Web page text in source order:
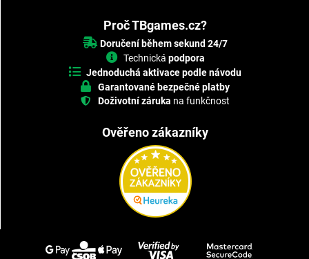
Proč TBgames.cz?
Doručení během sekund 24/7
Technická podpora
Jednoduchá aktivace podle návodu
Garantované bezpečné platby
Doživotní záruka na funkčnost
Ověřeno zákazníky